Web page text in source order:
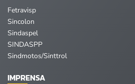
Fetravisp
Sincolon
Sindaspel
SINDASPP
Sindmotos/Sinttrol
IMPRENSA